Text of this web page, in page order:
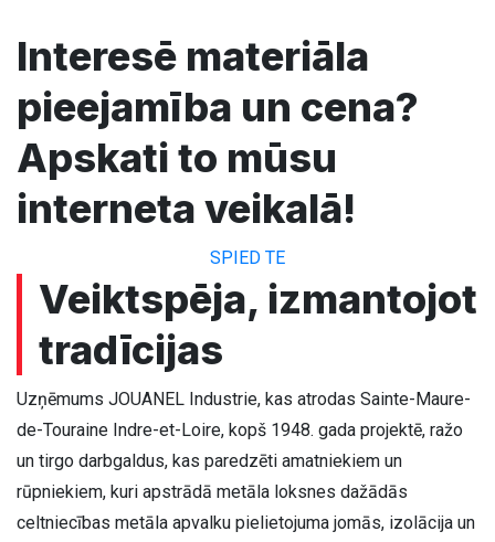
Interesē materiāla
pieejamība un cena?
Apskati to mūsu
interneta veikalā!
SPIED TE
Veiktspēja, izmantojot
tradīcijas
Uzņēmums JOUANEL Industrie, kas atrodas Sainte-Maure-
de-Touraine Indre-et-Loire, kopš 1948. gada projektē, ražo
un tirgo darbgaldus, kas paredzēti amatniekiem un
rūpniekiem, kuri apstrādā metāla loksnes dažādās
celtniecības metāla apvalku pielietojuma jomās, izolācija un